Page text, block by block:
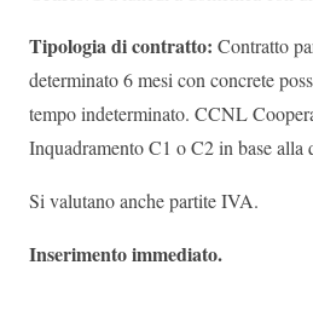
Tipologia di contratto: Contratto
determinato 6 mesi con concrete
tempo indeterminato. CCNL
Inquadramento C1 o C2 in base alla
Si valutano anche partite IVA.
Inserimento immediato.